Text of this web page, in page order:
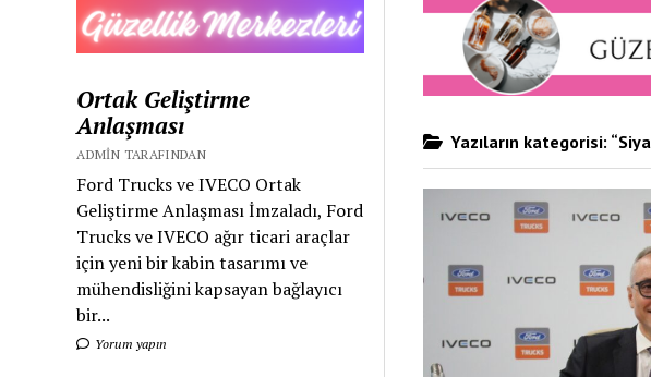
Ortak Geliştirme
Anlaşması
ADMIN TARAFINDAN
Ford Trucks ve IVECO Ortak
Geliştirme Anlaşması İmzaladı, Ford
Trucks ve IVECO ağır ticari araçlar
için yeni bir kabin tasarımı ve
mühendisliğini kapsayan bağlayıcı
bir...
Yorum yapın
Yazıların kategorisi: